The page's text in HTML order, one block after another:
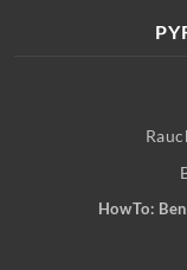
HowTo: